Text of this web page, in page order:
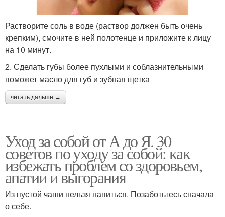
Растворите соль в воде (раствор должен быть очень
крепким), смочите в ней полотенце и приложите к лицу
на 10 минут.
2. Сделать губы более пухлыми и соблазнительными
поможет масло для губ и зубная щетка
читать дальше →
Уход за собой от А до Я. 30
советов по уходу за собой: как
избежать проблем со здоровьем,
апатии и выгорания
Из пустой чаши нельзя напиться. Позаботьтесь сначала
о себе.